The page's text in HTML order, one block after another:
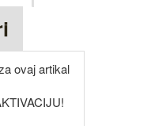
ovaj artikal